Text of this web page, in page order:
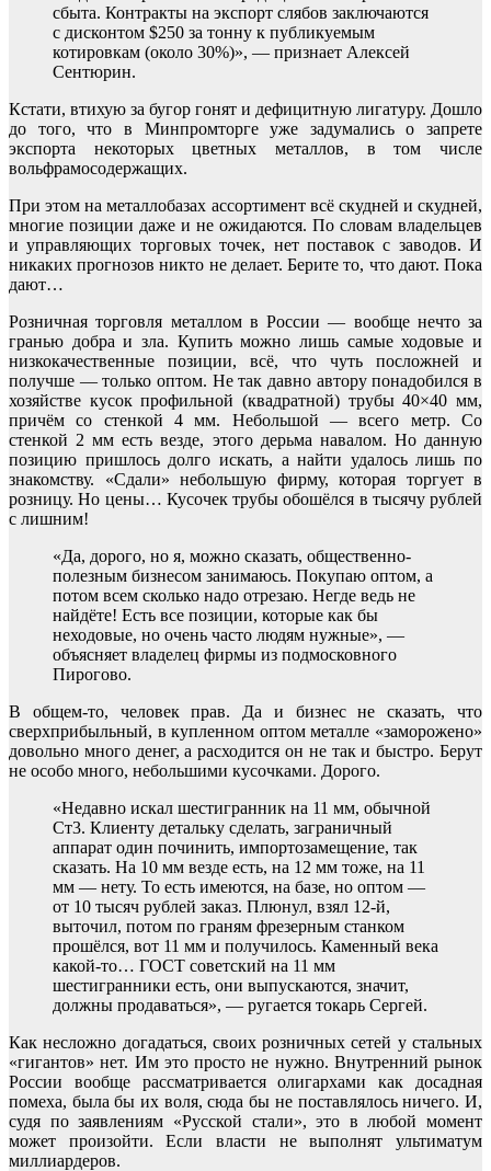
сбыта. Контракты на экспорт слябов заключаются
с дисконтом $250 за тонну к публикуемым
котировкам (около 30%)», — признает Алексей
Сентюрин.
Кстати, втихую за бугор гонят и дефицитную лигатуру. Дошло
до того, что в Минпромторге уже задумались о запрете
экспорта некоторых цветных металлов, в том числе
вольфрамосодержащих.
При этом на металлобазах ассортимент всё скудней и скудней,
многие позиции даже и не ожидаются. По словам владельцев
и управляющих торговых точек, нет поставок с заводов. И
никаких прогнозов никто не делает. Берите то, что дают. Пока
дают…
Розничная торговля металлом в России — вообще нечто за
гранью добра и зла. Купить можно лишь самые ходовые и
низкокачественные позиции, всё, что чуть посложней и
получше — только оптом. Не так давно автору понадобился в
хозяйстве кусок профильной (квадратной) трубы 40×40 мм,
причём со стенкой 4 мм. Небольшой — всего метр. Со
стенкой 2 мм есть везде, этого дерьма навалом. Но данную
позицию пришлось долго искать, а найти удалось лишь по
знакомству. «Сдали» небольшую фирму, которая торгует в
розницу. Но цены… Кусочек трубы обошёлся в тысячу рублей
с лишним!
«Да, дорого, но я, можно сказать, общественно-
полезным бизнесом занимаюсь. Покупаю оптом, а
потом всем сколько надо отрезаю. Негде ведь не
найдёте! Есть все позиции, которые как бы
неходовые, но очень часто людям нужные», —
объясняет владелец фирмы из подмосковного
Пирогово.
В общем-то, человек прав. Да и бизнес не сказать, что
сверхприбыльный, в купленном оптом металле «заморожено»
довольно много денег, а расходится он не так и быстро. Берут
не особо много, небольшими кусочками. Дорого.
«Недавно искал шестигранник на 11 мм, обычной
Ст3. Клиенту детальку сделать, заграничный
аппарат один починить, импортозамещение, так
сказать. На 10 мм везде есть, на 12 мм тоже, на 11
мм — нету. То есть имеются, на базе, но оптом —
от 10 тысяч рублей заказ. Плюнул, взял 12-й,
выточил, потом по граням фрезерным станком
прошёлся, вот 11 мм и получилось. Каменный века
какой-то… ГОСТ советский на 11 мм
шестигранники есть, они выпускаются, значит,
должны продаваться», — ругается токарь Сергей.
Как несложно догадаться, своих розничных сетей у стальных
«гигантов» нет. Им это просто не нужно. Внутренний рынок
России вообще рассматривается олигархами как досадная
помеха, была бы их воля, сюда бы не поставлялось ничего. И,
судя по заявлениям «Русской стали», это в любой момент
может произойти. Если власти не выполнят ультиматум
миллиардеров.